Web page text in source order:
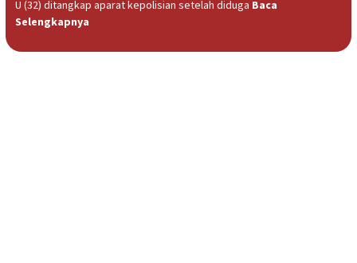
U (32) ditangkap aparat kepolisian setelah diduga Baca
Selengkapnya